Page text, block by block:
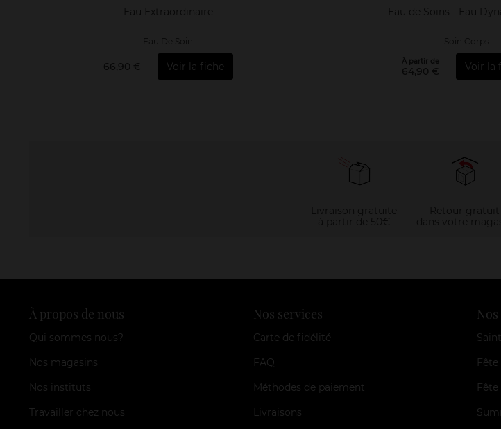
Eau Extraordinaire
Eau De Soin
66,90 € Voir la fiche
Eau de Soins - Eau
À partir de
64,90 € Voir la
À propos de nous
Qui sommes nous?
Nos magasins
Nos instituts
Travailler chez nous
Nos services
Carte de fidélité
FAQ
Méthodes de paiement
Livraisons
Fête